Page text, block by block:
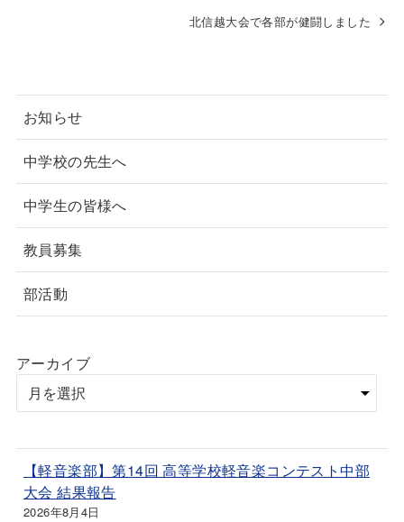
北信越大会で各部が健闘しました
お知らせ
中学校の先生へ
中学生の皆様へ
教員募集
部活動
アーカイブ
【軽音楽部】第14回 高等学校軽音楽コンテスト中部
大会 結果報告
2026年8月4日